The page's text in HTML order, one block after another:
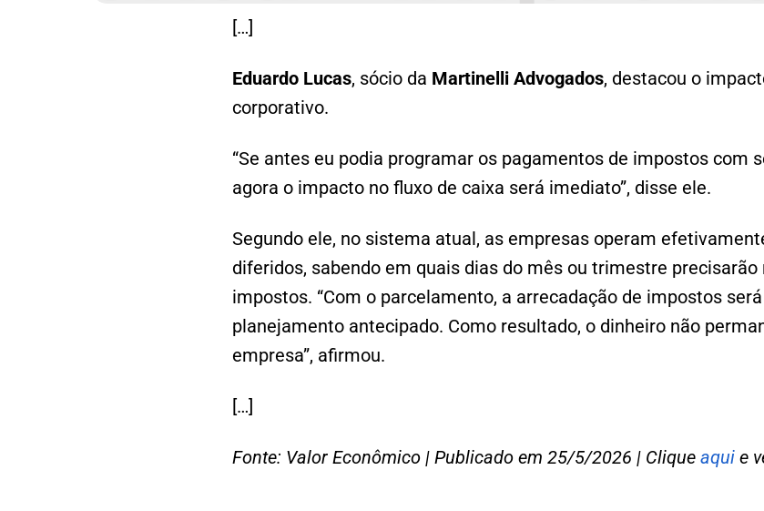
[…]
Eduardo Lucas, sócio da Martinelli Advogados, destacou o
corporativo.
“Se antes eu podia programar os pagamentos de impostos com
agora o impacto no fluxo de caixa será imediato”, disse ele.
Segundo ele, no sistema atual, as empresas operam
diferidos, sabendo em quais dias do mês ou trimestre
impostos. “Com o parcelamento, a arrecadação de impostos
planejamento antecipado. Como resultado, o dinheiro não
empresa”, afirmou.
[…]
Fonte: Valor Econômico | Publicado em 25/5/2026 | Clique aquie